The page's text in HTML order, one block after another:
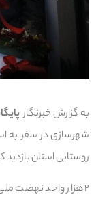
به گزارش خبرنگار
روستایی استان بازدید
۲ هزار واحد نهضت